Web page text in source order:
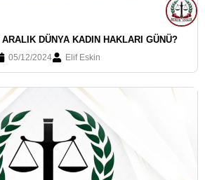
DÜNYA KADIN HAKLARI GÜNÜ?
05/12/2024 Elif Eskin